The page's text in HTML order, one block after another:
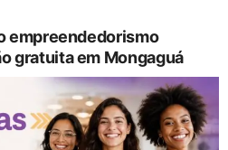
empreendedorismo
gratuita em Mongaguá